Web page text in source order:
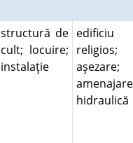
structură de
cult; locuire;
instalaţie
edificiu
religios;
aşezare;
amenajare